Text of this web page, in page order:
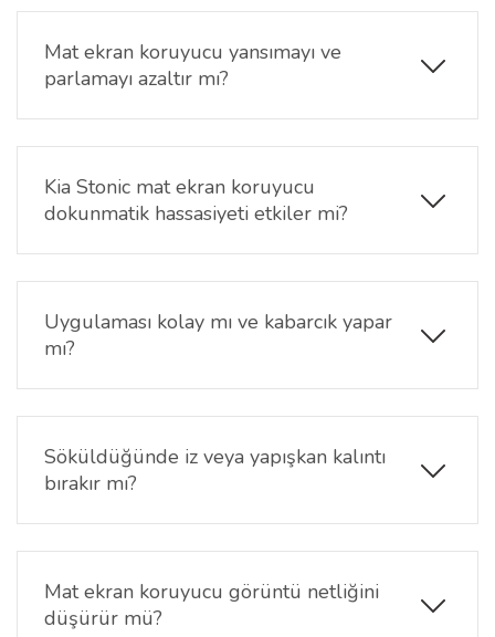
farklıdır. Bu ürün yalnızcaKia Stonic 12.3″ & 4.2″
ekranlar
için tasarlanmıştır. Farklı bir araç modeli
için o modele özel ekran koruyucu tercih edilmelidir.
Mat ekran koruyucu yansımayı ve
parlamayı azaltır mı?
Evet.Mat yüzey, güneş ışığı veya araç içi
aydınlatmadan kaynaklanan yansımaları ve
parlamayı azaltmaya yardımcı olur. Bu sayede ekran
bilgileri farklı ışık koşullarında daha rahat okunabilir.
Kia Stonic mat ekran koruyucu
dokunmatik hassasiyeti etkiler mi?
Hayır. Mat nano yüzeyli koruyucu, dokunmatik
hassasiyeti korumaya odaklı üretilmiştir. Menü
geçişleri, multimedya kontrolleri ve ekran
etkileşimleri sorunsuz şekilde devam eder.
Uygulaması kolay mı ve kabarcık yapar
mı?
Evet, uygulaması pratiktir. Ekran yüzeyi doğru
şekilde temizlendikten sonra hizalama dikkatlice
yapıldığında hava kabarcığı oluşma ihtimali çok
düşüktür
. Ürün ekran yüzeyine tam oturur.
Söküldüğünde iz veya yapışkan kalıntı
bırakır mı?
Hayır. Kia Stonic mat ekran koruyucu çıkarıldığında
ekranda yapışkan izi veya kalıntı bırakmaz. Ekran
yüzeyi temiz ve pürüzsüz kalır.
Mat ekran koruyucu görüntü netliğini
düşürür mü?